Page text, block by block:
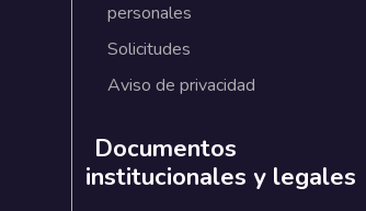
personales
Solicitudes
Aviso de privacidad
Documentos
institucionales y legales